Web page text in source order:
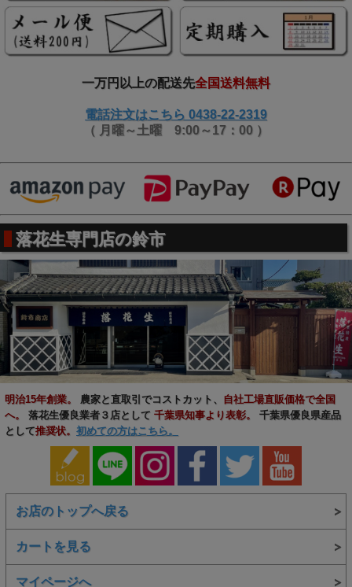
原料の落花生を仲介業者を挟まずに、農家様から直接買い付
販価格でお送りいたします。
こだわりその七 地域の推奨特産品に認定。
品質の高さを証明する推奨状
地域の素晴らしい特産品を審査し推奨する千葉県優良県産品
推奨議会と木更津観光協会の推奨を頂きました。
一万円以上の配送先全国送料無料
電話注文はこちら 0438-22-2319
（ 月曜～土曜 9:00～17：00 ）
落花生専門店の鈴市
明治15年創業。 農家と直取引でコストカット、 自社工場直販価格で全国
へ。
落花生優良業者３店として 千葉県知事より表彰。
千葉県優良県産品
として推奨状。 初めての方はこちら。
お店のトップへ戻る
カートを見る
マイページへ